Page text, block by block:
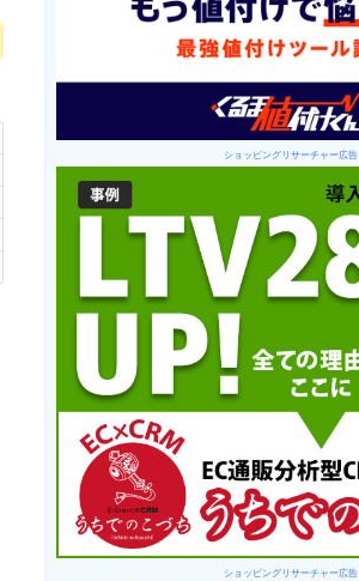
ショッピングリサーチャー広告
ショッピングリサーチャー広告